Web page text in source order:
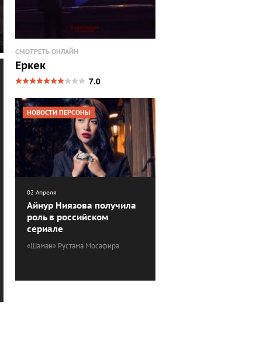
СМОТРЕТЬ ОНЛАЙН
Еркек
7.0
НОВОСТИ ПЕРСОНЫ
02 Апреля
Айнур Ниязова получила
роль в российском
сериале
«Шаман» Рустама Мосафира